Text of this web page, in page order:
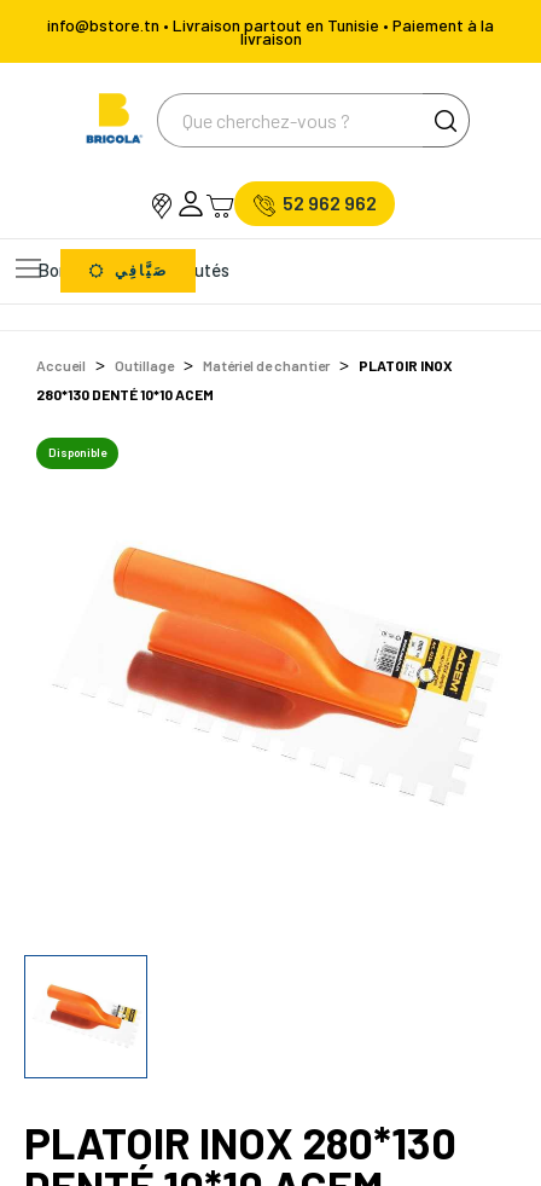
info@bstore.tn • Livraison partout en Tunisie • Paiement à la
livraison
52 962 962
Bons Plans Nouveautés
صَيَّافِي
Accueil Outillage Matériel de chantier
PLATOIR INOX
280*130 DENTÉ 10*10 ACEM
Disponible
PLATOIR INOX 280*130